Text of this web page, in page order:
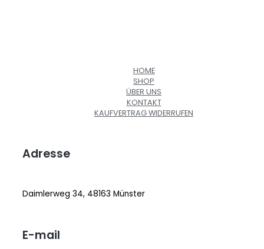
HOME
SHOP
ÜBER UNS
KONTAKT
KAUFVERTRAG WIDERRUFEN
Adresse
Daimlerweg 34, 48163 Münster
E-mail